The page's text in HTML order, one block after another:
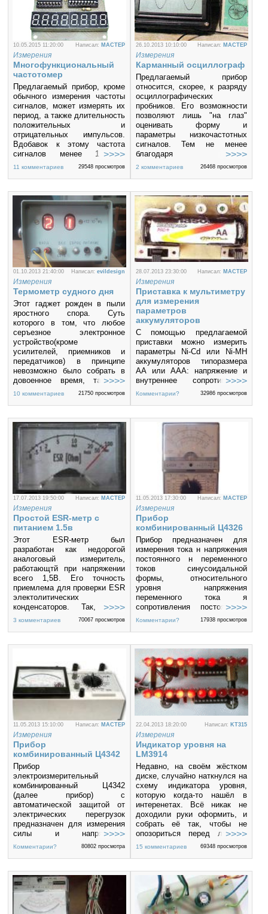
10.05.2015 11:20:00 Написал: MACTEP
Измерения
Многофункциональный
частотомер
Предлагаемый прибор, кроме
обычного измерения частоты
сигналов, может измерять их
период, а также длительность
положительных и
отрицательных импульсов.
Вдобавок к этому частота
сигналов менее 1 кГц
вычисляется как величина,
обратная их периоду, а
меньший 1000 мкс, — как
величина, обратная их
частоте. Это повышает
точность измерения.
11 комментариев 29548 просмотров
26.10.2013 10:10:00 Написал: MACTEP
Измерения
Карманный осциллограф
Предлагаемый прибор
относится, скорее, к разряду
осциллографических
пробников. Его возможности
позволяют лишь "на глаз"
оценивать форму и
параметры низкочастотных
сигналов. Тем не менее
благодаря своей
малогабаритности и
экономичности такой
применение в
радиолюбительской практике,
особенно при диагностике и
ремонте аппаратуры в
полевых условиях.
2 комментариев 26468 просмотров
01.10.2013 21:40:00 Написал: evildesign
Измерения
Термометр судного дня
Этот гаджет рожден в пыли
яростного спора. Суть
которого в том, что любое
серъезное электронное
устройство(кроме
усилителей, приемников и
передатчиков) в принципе
невозможно было собрать в
довоенное время, так как
существующая элементная
база не позволяла его
компактным.
Вооружившись учебником
истории было решено собрать
цифровой комнатный
термометр на элементной
базе 1930-х годов используя
последние достижения науки
на стыке кибернетики и
математики-кибенематики.
10 комментариев 21750 просмотров
28.07.2013 23:30:00 Написал: MACTEP
Измерения
Приставка к мультиметру
для измерения
параметров
аккумуляторов
С помощью предлагаемой
приставки можно измерить
параметры Ni-Cd или Ni-MH
аккумуляторов типоразмера
АА или ААА: напряжение и
внутреннее сопротивление
при токе нагрузки 0,1 или 1 А,
а также их ёмкость по
позволит отобрать из
имеющихся аккумуляторов
лучшие или отбраковать
негодные для дальнейшей
эксплуатации.
Комментарии? 32986 просмотров
17.07.2013 19:50:00 Написал: MACTEP
Измерения
Простой ESR-метр с
питанием 1.5в
Этот ESR-метр был
разработан как недорогой
аналоговый измеритель,
работающтй при напряжении
всего 1,5В. Его точность
приемлема для проверки ESR
электолитических
конденсаторов. Так, если
электролитический
конденсатор имеет ESR < 1
конденсаторов выше 3.3мкФ),
использоваться, если ESR >
1 Ом, то конденсатор
неисправен.
3 комментариев 70067 просмотров
11.05.2013 17:30:00 Написал: MACTEP
Измерения
Прибор
комбинированный Ц4326
Прибор предназначен для
измерения тока н напряжения
постоянного н переменного
токов синусоидальной
формы, относительного
уровня напряжения
переменного тока я
сопротивления постоянному
току.
Комментарии? 17938 просмотров
11.05.2013 15:10:00 Написал: MACTEP
Измерения
Прибор
комбинированный Ц4342
Прибор
электроизмерительный
комбинированный Ц4342
(далее прибор) с
автоматической защитой от
электрических перегрузок
предназначен для измерения
силы и напряжения
постоянного тока,
действующего значения силы
тока синусоидальной формы,
сопротивления постоянному
току, параметров
транзисторов мощностью до
150 мВт
Комментарии? 80802 просмотра
22.04.2013 18:20:00 Написал: KT315
Измерения
Индикатор уровня на
LM3914
Недавно, на своём жёстком
диске, случайно наткнулся на
схему индикатора уровня,
которую когда-то нашёл в
интеренетах. Всё никак не
доходили руки оформить, и
собрать её так, чтобы не
опозориться перед людьми
(на картонке, соединяя
проволочками элементы). Тут
и немедленно её собрать!
15 комментариев 69348 просмотров